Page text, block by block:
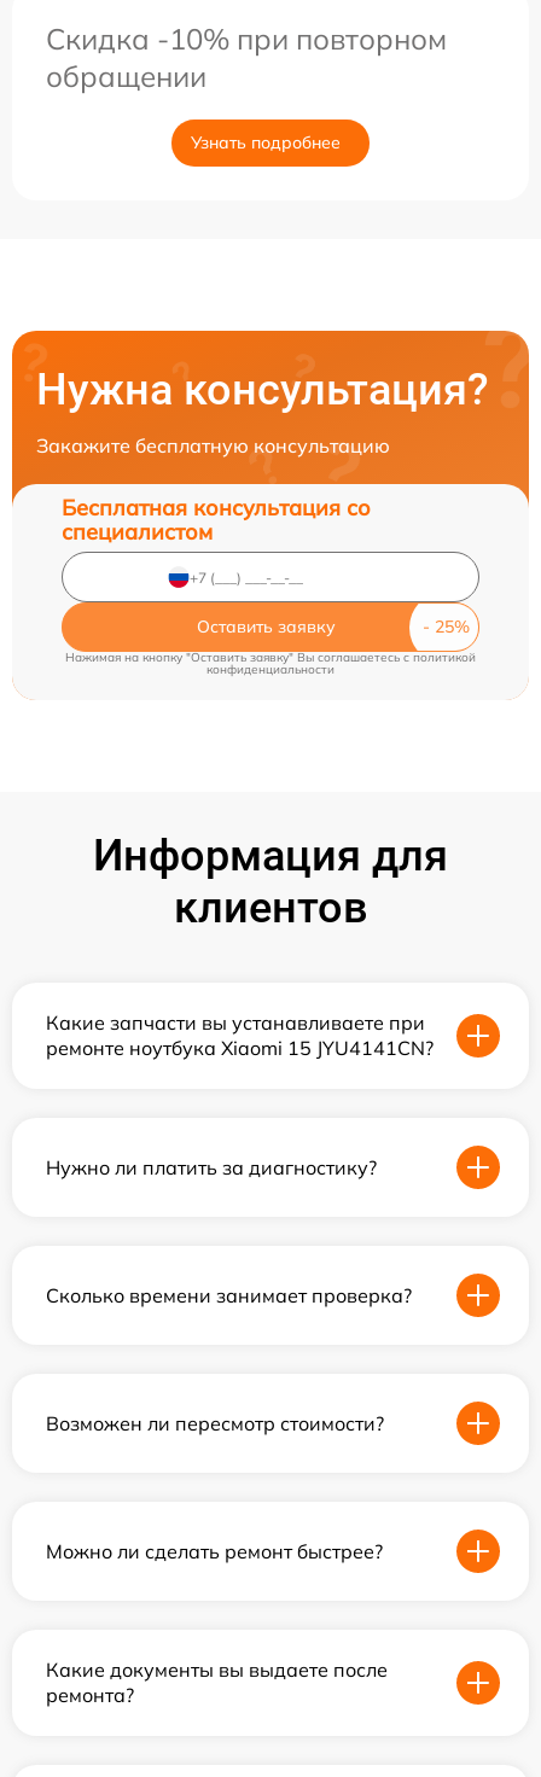
Скидка -10% при повторном
обращении
Узнать подробнее
Нужна консультация?
Закажите бесплатную консультацию
Бесплатная консультация со
специалистом
Оставить заявку
Нажимая на кнопку "Оставить заявку" Вы соглашаетесь cполитикой
конфиденциальности
Информация для
клиентов
Какие запчасти вы устанавливаете при
ремонте ноутбука Xiaomi 15 JYU4141CN?
Нужно ли платить за диагностику?
Сколько времени занимает проверка?
Возможен ли пересмотр стоимости?
Можно ли сделать ремонт быстрее?
Какие документы вы выдаете после
ремонта?